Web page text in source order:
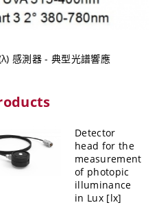
感測器 - 典型光譜響應
Detector
head for the
measurement
of photopic
illuminance
in Lux [lx]